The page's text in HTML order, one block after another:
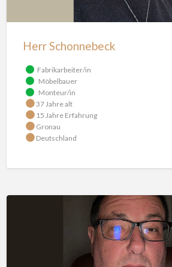
Herr Schonnebeck
Fabrikarbeiter/in
Möbelbauer
Monteur/in
37 Jahre alt
15 Jahre Erfahrung
Gronau
Deutschland